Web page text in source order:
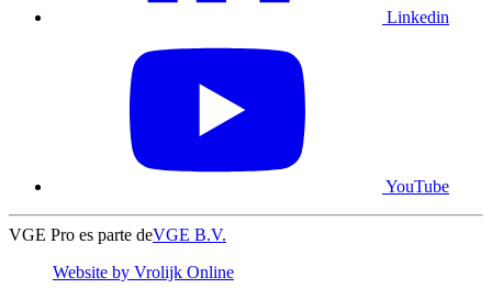
Linkedin
YouTube
VGE Pro es parte deVGE B.V.
Website by Vrolijk Online